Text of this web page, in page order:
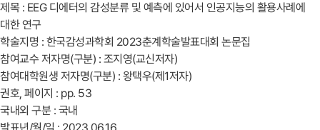
제목 : EEG 디에터의 감성분류 및 예측에 있어서 인공지능의 활용사례에
대한 연구
학술지명 : 한국감성과학회 2023춘계학술발표대회 논문집
참여교수 저자명(구분) : 조지영(교신저자)
참여대학원생 저자명(구분) : 왕택우(제1저자)
권호, 페이지 : pp. 53
국내외 구분 : 국내